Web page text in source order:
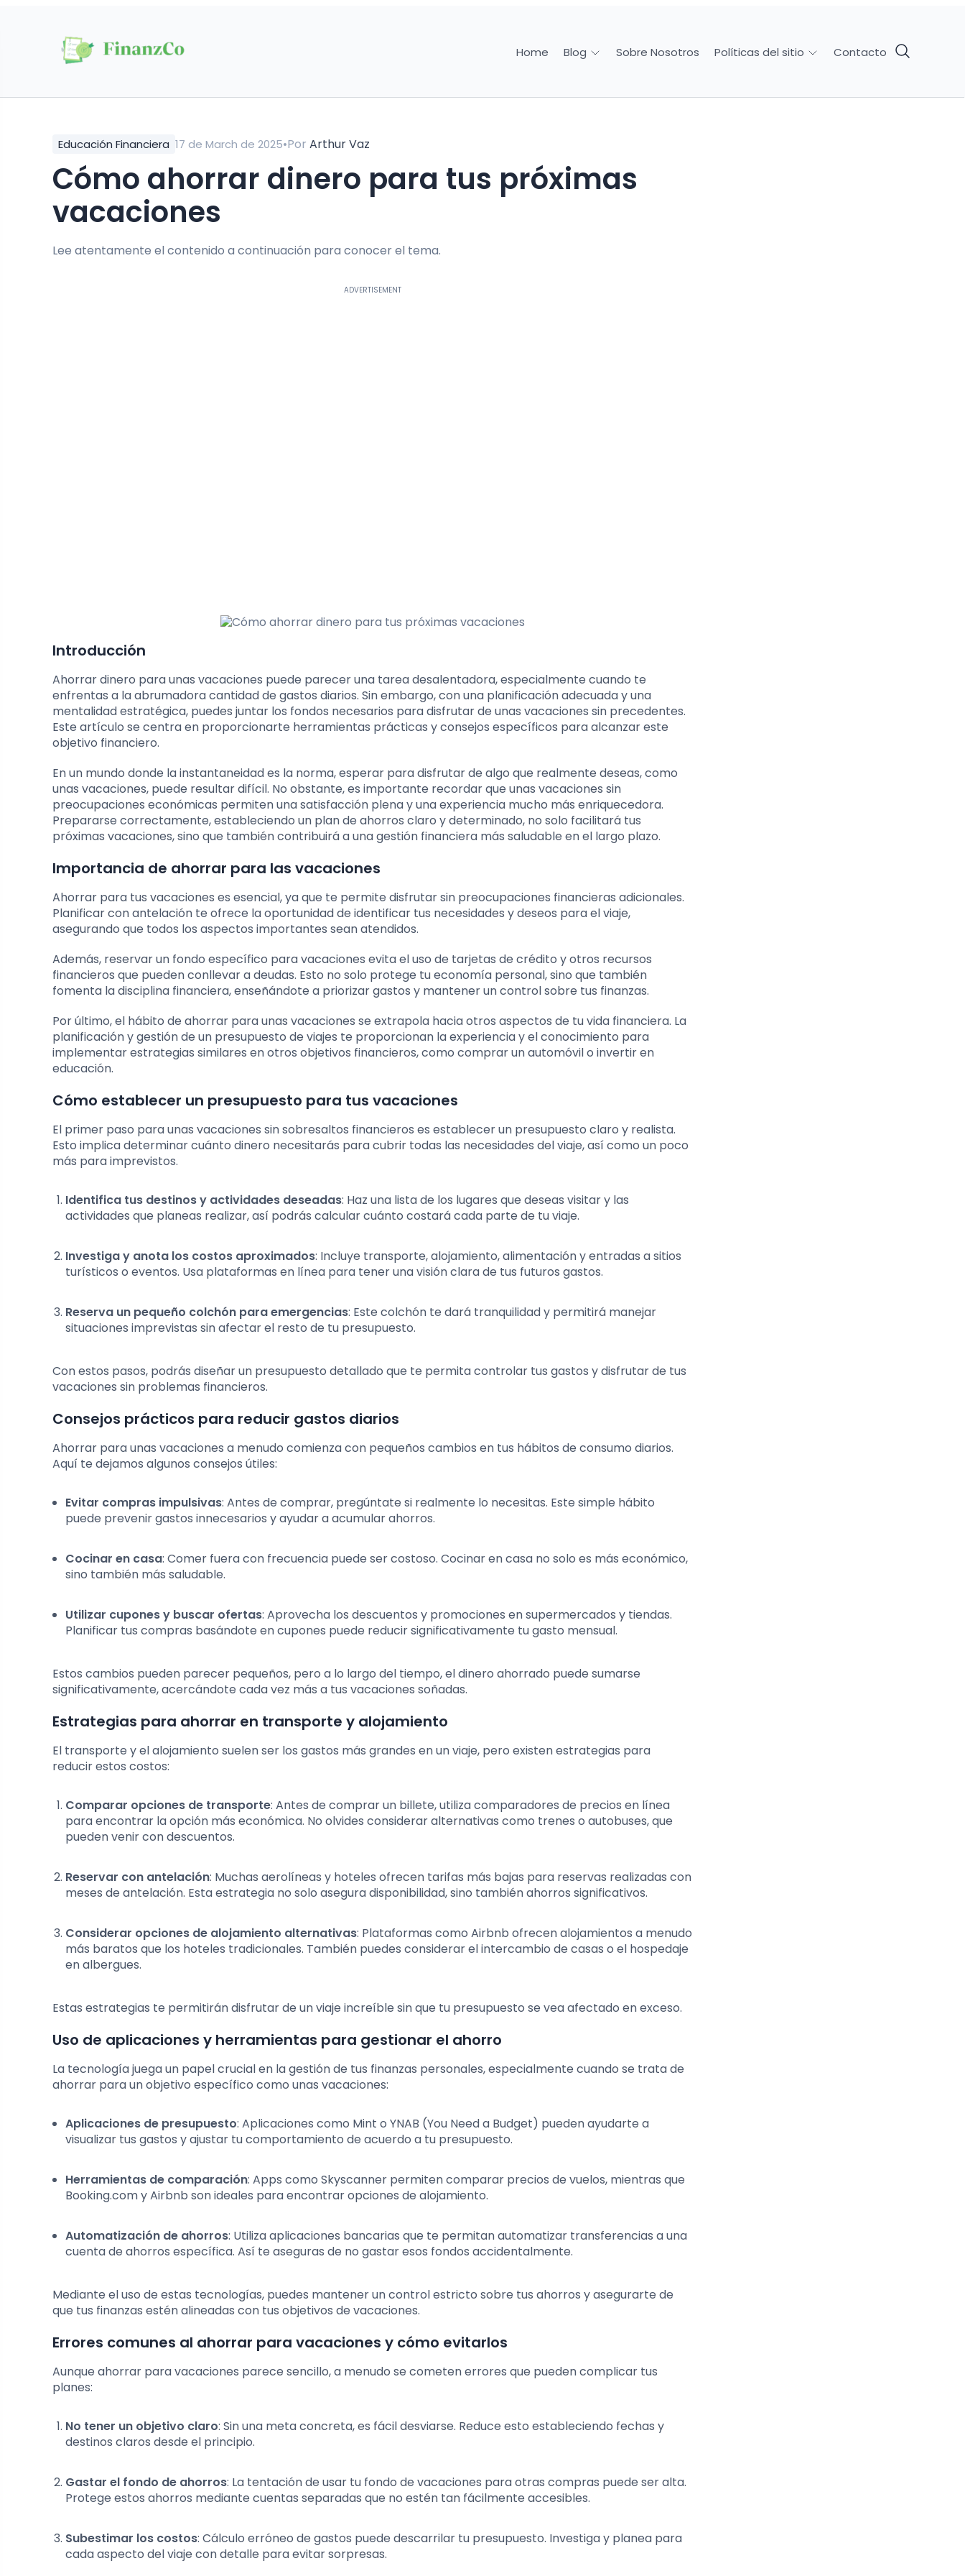
Home Blog Sobre Nosotros Políticas del sitio Contacto
Educación Financiera 17 de March de 2025•Por Arthur Vaz
Cómo ahorrar dinero para tus próximas
vacaciones
Lee atentamente el contenido a continuación para conocer el tema.
ADVERTISEMENT
Introducción
Ahorrar dinero para unas vacaciones puede parecer una tarea desalentadora, especialmente cuando te
enfrentas a la abrumadora cantidad de gastos diarios. Sin embargo, con una planificación adecuada y una
mentalidad estratégica, puedes juntar los fondos necesarios para disfrutar de unas vacaciones sin precedentes.
Este artículo se centra en proporcionarte herramientas prácticas y consejos específicos para alcanzar este
objetivo financiero.
En un mundo donde la instantaneidad es la norma, esperar para disfrutar de algo que realmente deseas, como
unas vacaciones, puede resultar difícil. No obstante, es importante recordar que unas vacaciones sin
preocupaciones económicas permiten una satisfacción plena y una experiencia mucho más enriquecedora.
Prepararse correctamente, estableciendo un plan de ahorros claro y determinado, no solo facilitará tus
próximas vacaciones, sino que también contribuirá a una gestión financiera más saludable en el largo plazo.
Importancia de ahorrar para las vacaciones
Ahorrar para tus vacaciones es esencial, ya que te permite disfrutar sin preocupaciones financieras adicionales.
Planificar con antelación te ofrece la oportunidad de identificar tus necesidades y deseos para el viaje,
asegurando que todos los aspectos importantes sean atendidos.
Además, reservar un fondo específico para vacaciones evita el uso de tarjetas de crédito y otros recursos
financieros que pueden conllevar a deudas. Esto no solo protege tu economía personal, sino que también
fomenta la disciplina financiera, enseñándote a priorizar gastos y mantener un control sobre tus finanzas.
Por último, el hábito de ahorrar para unas vacaciones se extrapola hacia otros aspectos de tu vida financiera. La
planificación y gestión de un presupuesto de viajes te proporcionan la experiencia y el conocimiento para
implementar estrategias similares en otros objetivos financieros, como comprar un automóvil o invertir en
educación.
Cómo establecer un presupuesto para tus vacaciones
El primer paso para unas vacaciones sin sobresaltos financieros es establecer un presupuesto claro y realista.
Esto implica determinar cuánto dinero necesitarás para cubrir todas las necesidades del viaje, así como un poco
más para imprevistos.
Identifica tus destinos y actividades deseadas: Haz una lista de los lugares que deseas visitar y las
actividades que planeas realizar, así podrás calcular cuánto costará cada parte de tu viaje.
Investiga y anota los costos aproximados: Incluye transporte, alojamiento, alimentación y entradas a sitios
turísticos o eventos. Usa plataformas en línea para tener una visión clara de tus futuros gastos.
Reserva un pequeño colchón para emergencias: Este colchón te dará tranquilidad y permitirá manejar
situaciones imprevistas sin afectar el resto de tu presupuesto.
Con estos pasos, podrás diseñar un presupuesto detallado que te permita controlar tus gastos y disfrutar de tus
vacaciones sin problemas financieros.
Consejos prácticos para reducir gastos diarios
Ahorrar para unas vacaciones a menudo comienza con pequeños cambios en tus hábitos de consumo diarios.
Aquí te dejamos algunos consejos útiles:
Evitar compras impulsivas: Antes de comprar, pregúntate si realmente lo necesitas. Este simple hábito
puede prevenir gastos innecesarios y ayudar a acumular ahorros.
Cocinar en casa: Comer fuera con frecuencia puede ser costoso. Cocinar en casa no solo es más económico,
sino también más saludable.
Utilizar cupones y buscar ofertas: Aprovecha los descuentos y promociones en supermercados y tiendas.
Planificar tus compras basándote en cupones puede reducir significativamente tu gasto mensual.
Estos cambios pueden parecer pequeños, pero a lo largo del tiempo, el dinero ahorrado puede sumarse
significativamente, acercándote cada vez más a tus vacaciones soñadas.
Estrategias para ahorrar en transporte y alojamiento
El transporte y el alojamiento suelen ser los gastos más grandes en un viaje, pero existen estrategias para
reducir estos costos:
Comparar opciones de transporte: Antes de comprar un billete, utiliza comparadores de precios en línea
para encontrar la opción más económica. No olvides considerar alternativas como trenes o autobuses, que
pueden venir con descuentos.
Reservar con antelación: Muchas aerolíneas y hoteles ofrecen tarifas más bajas para reservas realizadas con
meses de antelación. Esta estrategia no solo asegura disponibilidad, sino también ahorros significativos.
Considerar opciones de alojamiento alternativas: Plataformas como Airbnb ofrecen alojamientos a menudo
más baratos que los hoteles tradicionales. También puedes considerar el intercambio de casas o el hospedaje
en albergues.
Estas estrategias te permitirán disfrutar de un viaje increíble sin que tu presupuesto se vea afectado en exceso.
Uso de aplicaciones y herramientas para gestionar el ahorro
La tecnología juega un papel crucial en la gestión de tus finanzas personales, especialmente cuando se trata de
ahorrar para un objetivo específico como unas vacaciones:
Aplicaciones de presupuesto: Aplicaciones como Mint o YNAB (You Need a Budget) pueden ayudarte a
visualizar tus gastos y ajustar tu comportamiento de acuerdo a tu presupuesto.
Herramientas de comparación: Apps como Skyscanner permiten comparar precios de vuelos, mientras que
Booking.com y Airbnb son ideales para encontrar opciones de alojamiento.
Automatización de ahorros: Utiliza aplicaciones bancarias que te permitan automatizar transferencias a una
cuenta de ahorros específica. Así te aseguras de no gastar esos fondos accidentalmente.
Mediante el uso de estas tecnologías, puedes mantener un control estricto sobre tus ahorros y asegurarte de
que tus finanzas estén alineadas con tus objetivos de vacaciones.
Errores comunes al ahorrar para vacaciones y cómo evitarlos
Aunque ahorrar para vacaciones parece sencillo, a menudo se cometen errores que pueden complicar tus
planes:
No tener un objetivo claro: Sin una meta concreta, es fácil desviarse. Reduce esto estableciendo fechas y
destinos claros desde el principio.
Gastar el fondo de ahorros: La tentación de usar tu fondo de vacaciones para otras compras puede ser alta.
Protege estos ahorros mediante cuentas separadas que no estén tan fácilmente accesibles.
Subestimar los costos: Cálculo erróneo de gastos puede descarrilar tu presupuesto. Investiga y planea para
cada aspecto del viaje con detalle para evitar sorpresas.